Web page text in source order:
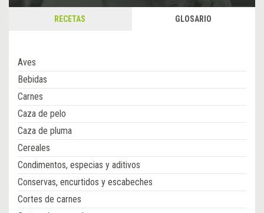
RECETAS GLOSARIO
Aves
Bebidas
Carnes
Caza de pelo
Caza de pluma
Cereales
Condimentos, especias y aditivos
Conservas, encurtidos y escabeches
Cortes de carnes